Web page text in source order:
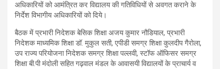
अधिकारियों को आमंत्रित कर विद्यालय की गतिविधियों से अवगत कराने के
निर्देश विभागीय अधिकारियों को दिये।
बैठक में प्रभारी निदेशक बेसिक शिक्षा अजय कुमार नौडियाल, प्रभारी
निदेशक माध्यमिक शिक्षा डॉ. मुकुल सती, एपीडी समग्र शिक्षा कुलदीप गैरोला,
उप राज्य परियोजना निदेशक समग्र शिक्षा पल्लवी, स्टॉफ ऑफिसर समग्र
शिक्षा बी.पी मंदोली सहित गढ़वाल मंडल के आवासयी विद्यालयों के प्राचार्य व